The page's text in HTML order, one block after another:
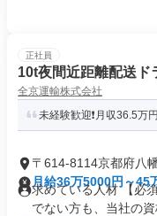
正社員
10t夜間近距離配送ド
全京運輸株式会社
未経験歓迎❗月収36.5万
〒614-8114京都府八
月給36万5000円～45
求めている人材 【必
でない方も、当社の資